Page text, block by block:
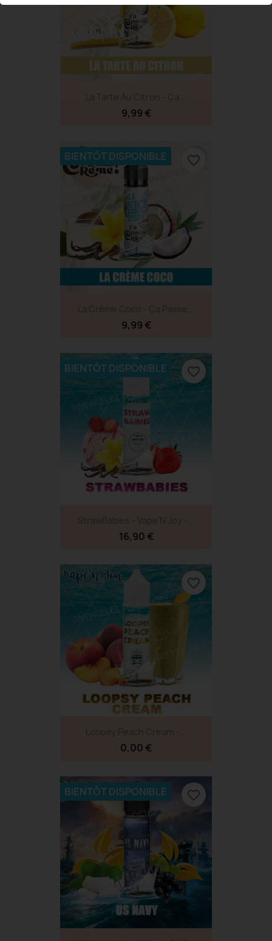
La Tarte Au Citron - Ça...
9,99 €
La Crème Coco - Ça Passe...
9,99 €
BIENTÔT DISPONIBLE favorite_border
StrawBabies - Vape'N'Joy -...
16,90 €
BIENTÔT DISPONIBLE favorite_border
Loopsy Peach Cream -...
0,00 €
favorite_border
BIENTÔT DISPONIBLE favorite_border